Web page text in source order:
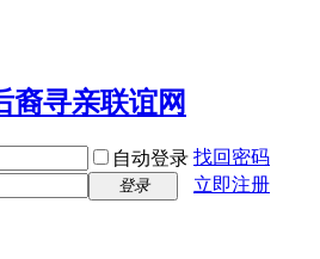
自动登录 找回密码
登录
立即注册